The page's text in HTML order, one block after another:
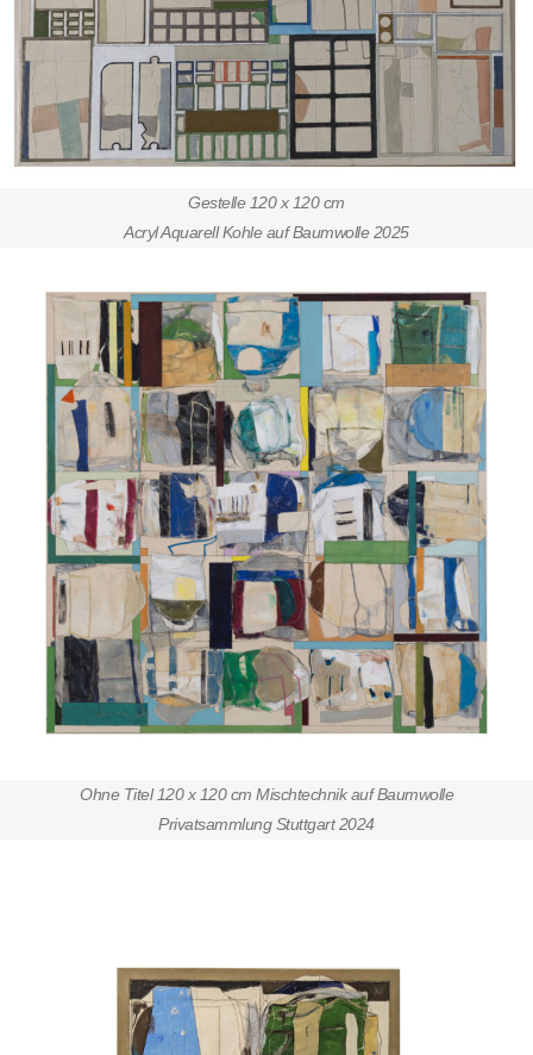
Gestelle 120 x 120 cm
Acryl Aquarell Kohle auf Baumwolle 2025
Ohne Titel 120 x 120 cm Mischtechnik auf Baumwolle
Privatsammlung Stuttgart 2024